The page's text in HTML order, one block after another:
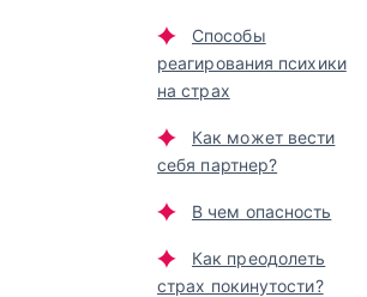
Способы
реагирования психики
на страх
Как может вести
себя партнер?
В чем опасность
Как преодолеть
страх покинутости?